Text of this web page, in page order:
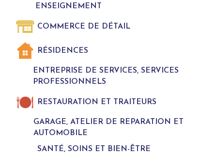
ENSEIGNEMENT
COMMERCE DE DÉTAIL
RÉSIDENCES
ENTREPRISE DE SERVICES, SERVICES
PROFESSIONNELS
RESTAURATION ET TRAITEURS
GARAGE, ATELIER DE REPARATION ET
AUTOMOBILE
SANTÉ, SOINS ET BIEN-ÊTRE